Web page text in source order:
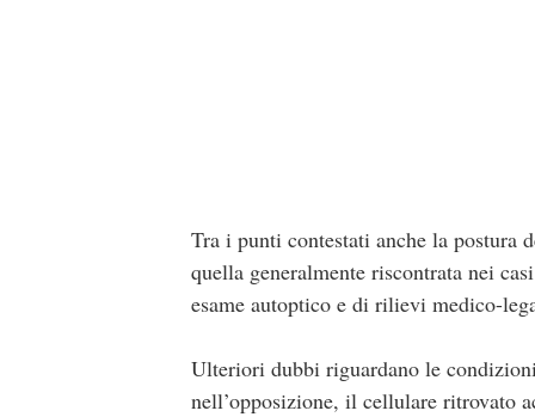
Tra i punti contestati anche la postura
quella generalmente riscontrata nei
esame autoptico e di rilievi medico-
Ulteriori dubbi riguardano le
nell’opposizione, il cellulare ritrovato